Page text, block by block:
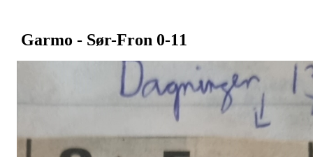
Garmo - Sør-Fron 0-11